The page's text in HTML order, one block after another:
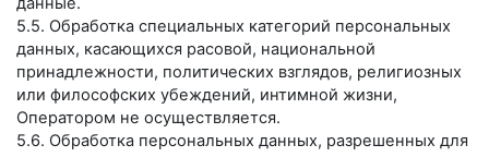
5.5. Обработка специальных категорий персональных
данных, касающихся расовой, национальной
принадлежности, политических взглядов, религиозных
или философских убеждений, интимной жизни,
Оператором не осуществляется.
5.6. Обработка персональных данных, разрешенных для